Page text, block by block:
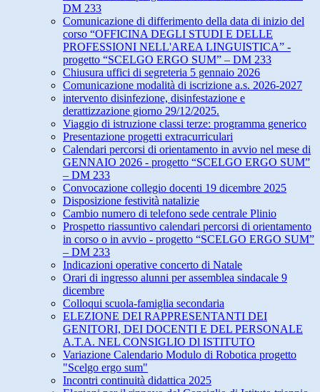
DM 233
Comunicazione di differimento della data di inizio del
corso “OFFICINA DEGLI STUDI E DELLE
PROFESSIONI NELL'AREA LINGUISTICA” -
progetto “SCELGO ERGO SUM” – DM 233
Chiusura uffici di segreteria 5 gennaio 2026
Comunicazione modalità di iscrizione a.s. 2026-2027
intervento disinfezione, disinfestazione e
derattizzazione giorno 29/12/2025.
Viaggio di istruzione classi terze: programma generico
Presentazione progetti extracurriculari
Calendari percorsi di orientamento in avvio nel mese di
GENNAIO 2026 - progetto “SCELGO ERGO SUM”
– DM 233
Convocazione collegio docenti 19 dicembre 2025
Disposizione festività natalizie
Cambio numero di telefono sede centrale Plinio
Prospetto riassuntivo calendari percorsi di orientamento
in corso o in avvio - progetto “SCELGO ERGO SUM”
– DM 233
Indicazioni operative concerto di Natale
Orari di ingresso alunni per assemblea sindacale 9
dicembre
Colloqui scuola-famiglia secondaria
ELEZIONE DEI RAPPRESENTANTI DEI
GENITORI, DEI DOCENTI E DEL PERSONALE
A.T.A. NEL CONSIGLIO Dl ISTITUTO
Variazione Calendario Modulo di Robotica progetto
"Scelgo ergo sum"
Incontri continuità didattica 2025